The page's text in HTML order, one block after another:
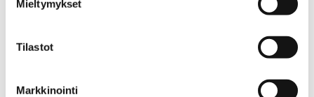
Mieltymykset
Tilastot
Markkinointi